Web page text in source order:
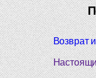
Возврат